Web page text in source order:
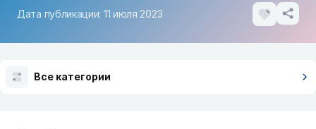
Дата публикации: 11 июля 2023
Все категории